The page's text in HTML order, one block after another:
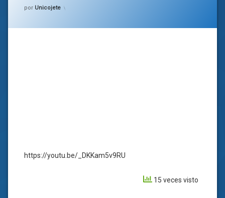
por Unicojete
https://youtu.be/_DKKam5v9RU
15 veces visto